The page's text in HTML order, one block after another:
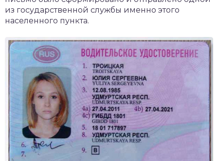
из государственной службы именно этого
населенного пункта.